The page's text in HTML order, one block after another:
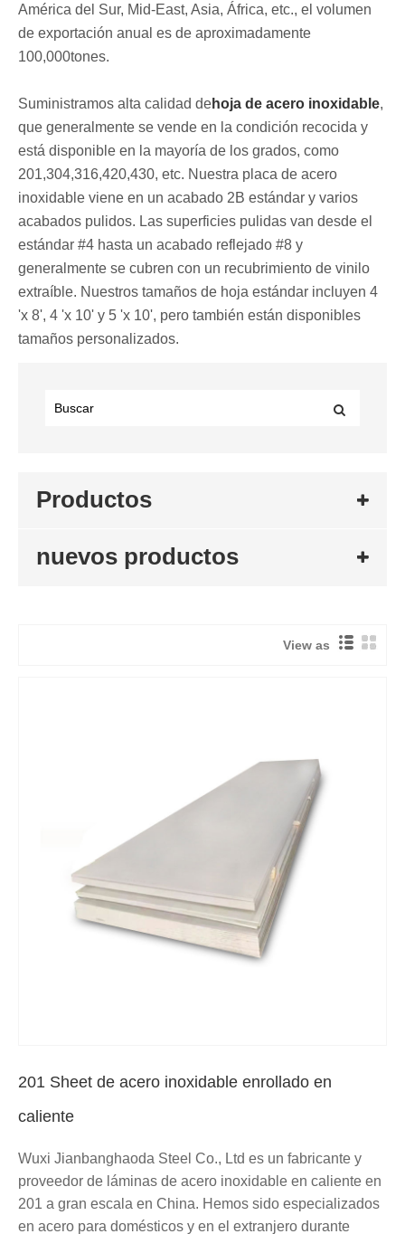
América del Sur, Mid-East, Asia, África, etc., el volumen
de exportación anual es de aproximadamente
100,000tones.
Suministramos alta calidad dehoja de acero inoxidable,
que generalmente se vende en la condición recocida y
está disponible en la mayoría de los grados, como
201,304,316,420,430, etc. Nuestra placa de acero
inoxidable viene en un acabado 2B estándar y varios
acabados pulidos. Las superficies pulidas van desde el
estándar #4 hasta un acabado reflejado #8 y
generalmente se cubren con un recubrimiento de vinilo
extraíble. Nuestros tamaños de hoja estándar incluyen 4
'x 8', 4 'x 10' y 5 'x 10', pero también están disponibles
tamaños personalizados.
Productos
nuevos productos
View as
201 Sheet de acero inoxidable enrollado en
caliente
Wuxi Jianbanghaoda Steel Co., Ltd es un fabricante y
proveedor de láminas de acero inoxidable en caliente en
201 a gran escala en China. Hemos sido especializados
en acero para domésticos y en el extranjero durante